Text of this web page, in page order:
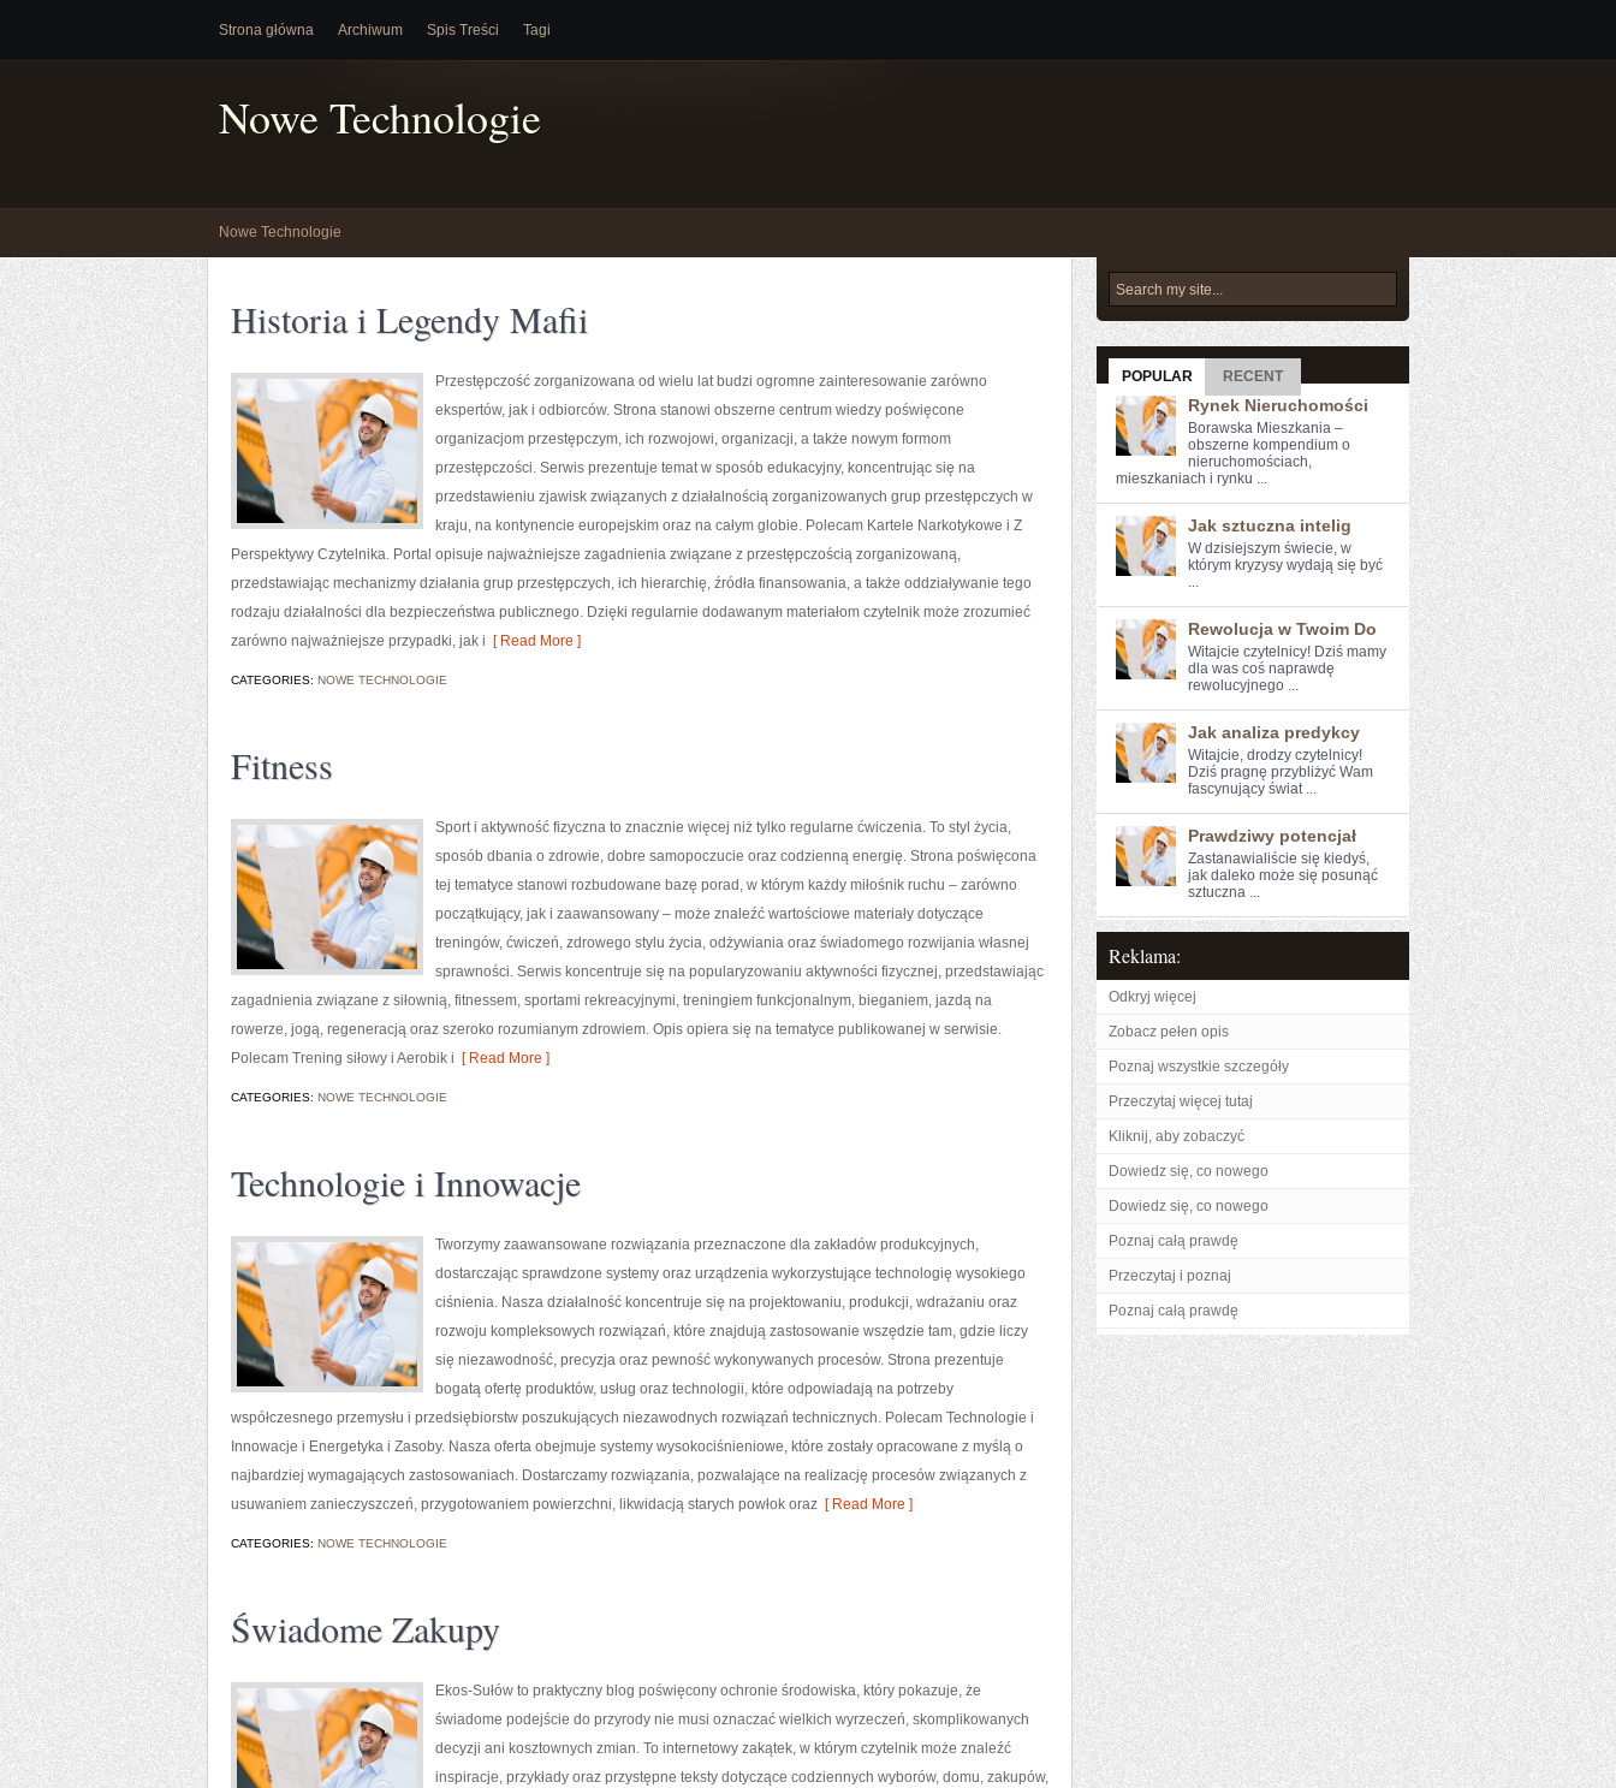
Strona główna Archiwum Spis Treści Tagi
Nowe Technologie
Nowe Technologie
Historia i Legendy Mafii
Przestępczość zorganizowana od wielu lat budzi ogromne zainteresowanie zarówno
ekspertów, jak i odbiorców. Strona stanowi obszerne centrum wiedzy poświęcone
organizacjom przestępczym, ich rozwojowi, organizacji, a także nowym formom
przestępczości. Serwis prezentuje temat w sposób edukacyjny, koncentrując się na
przedstawieniu zjawisk związanych z działalnością zorganizowanych grup przestępczych w
kraju, na kontynencie europejskim oraz na całym globie. Polecam Kartele Narkotykowe i Z
Perspektywy Czytelnika. Portal opisuje najważniejsze zagadnienia związane z przestępczością zorganizowaną,
przedstawiając mechanizmy działania grup przestępczych, ich hierarchię, źródła finansowania, a także oddziaływanie tego
rodzaju działalności dla bezpieczeństwa publicznego. Dzięki regularnie dodawanym materiałom czytelnik może zrozumieć
zarówno najważniejsze przypadki, jak i [ Read More ]
CATEGORIES: NOWE TECHNOLOGIE
Fitness
Sport i aktywność fizyczna to znacznie więcej niż tylko regularne ćwiczenia. To styl życia,
sposób dbania o zdrowie, dobre samopoczucie oraz codzienną energię. Strona poświęcona
tej tematyce stanowi rozbudowane bazę porad, w którym każdy miłośnik ruchu – zarówno
początkujący, jak i zaawansowany – może znaleźć wartościowe materiały dotyczące
treningów, ćwiczeń, zdrowego stylu życia, odżywiania oraz świadomego rozwijania własnej
sprawności. Serwis koncentruje się na popularyzowaniu aktywności fizycznej, przedstawiając
zagadnienia związane z siłownią, fitnessem, sportami rekreacyjnymi, treningiem funkcjonalnym, bieganiem, jazdą na
rowerze, jogą, regeneracją oraz szeroko rozumianym zdrowiem. Opis opiera się na tematyce publikowanej w serwisie.
Polecam Trening siłowy i Aerobik i [ Read More ]
CATEGORIES: NOWE TECHNOLOGIE
Technologie i Innowacje
Tworzymy zaawansowane rozwiązania przeznaczone dla zakładów produkcyjnych,
dostarczając sprawdzone systemy oraz urządzenia wykorzystujące technologię wysokiego
ciśnienia. Nasza działalność koncentruje się na projektowaniu, produkcji, wdrażaniu oraz
rozwoju kompleksowych rozwiązań, które znajdują zastosowanie wszędzie tam, gdzie liczy
się niezawodność, precyzja oraz pewność wykonywanych procesów. Strona prezentuje
bogatą ofertę produktów, usług oraz technologii, które odpowiadają na potrzeby
współczesnego przemysłu i przedsiębiorstw poszukujących niezawodnych rozwiązań technicznych. Polecam Technologie i
Innowacje i Energetyka i Zasoby. Nasza oferta obejmuje systemy wysokociśnieniowe, które zostały opracowane z myślą o
najbardziej wymagających zastosowaniach. Dostarczamy rozwiązania, pozwalające na realizację procesów związanych z
usuwaniem zanieczyszczeń, przygotowaniem powierzchni, likwidacją starych powłok oraz [ Read More ]
CATEGORIES: NOWE TECHNOLOGIE
Świadome Zakupy
Ekos-Sułów to praktyczny blog poświęcony ochronie środowiska, który pokazuje, że
świadome podejście do przyrody nie musi oznaczać wielkich wyrzeczeń, skomplikowanych
decyzji ani kosztownych zmian. To internetowy zakątek, w którym czytelnik może znaleźć
inspiracje, przykłady oraz przystępne teksty dotyczące codziennych wyborów, domu, zakupów,
POPULAR RECENT
Rynek Nieruchomości
Borawska Mieszkania –
obszerne kompendium o
nieruchomościach,
mieszkaniach i rynku ...
Jak sztuczna intelig
W dzisiejszym świecie, w
którym kryzysy wydają‌ się być
...
Rewolucja w Twoim Do
Witajcie czytelnicy! Dziś ⁤mamy
dla was coś naprawdę
rewolucyjnego ...
Jak analiza predykcy
Witajcie, drodzy ​czytelnicy!
⁢Dziś​ pragnę przybliżyć Wam
fascynujący świat ...
Prawdziwy potencjał
Zastanawialiście się kiedyś,⁢
jak daleko może się posunąć
sztuczna ...
Reklama:
Odkryj więcej
Zobacz pełen opis
Poznaj wszystkie szczegóły
Przeczytaj więcej tutaj
Kliknij, aby zobaczyć
Dowiedz się, co nowego
Dowiedz się, co nowego
Poznaj całą prawdę
Przeczytaj i poznaj
Poznaj całą prawdę